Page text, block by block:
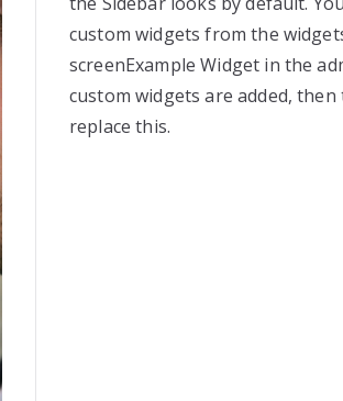
custom widgets from the
screenExample Widget in the
custom widgets are added, then
replace this.